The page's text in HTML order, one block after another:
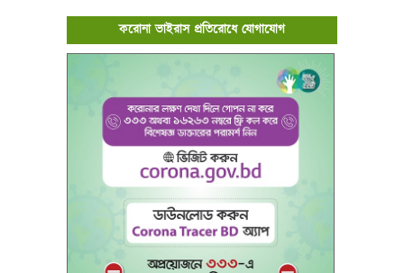
করোনা ভাইরাস প্রতিরোধে যোগাযোগ